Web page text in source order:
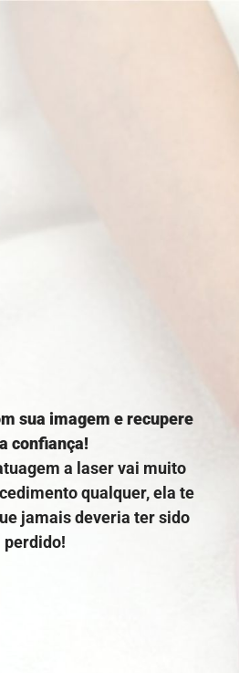
sua imagem e recupere
confiança!
a laser vai muito
qualquer, ela te
jamais deveria ter sido
perdido!